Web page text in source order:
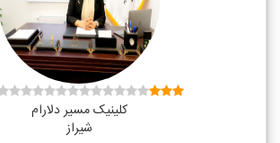
کلینیک مسیر دلارام
شیراز